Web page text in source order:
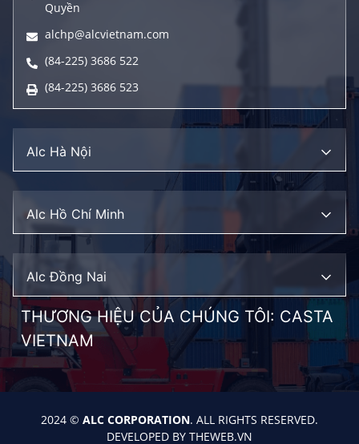
Quyền
alchp@alcvietnam.com
(84-225) 3686 522
(84-225) 3686 523
Alc Hà Nội
Alc Hồ Chí Minh
Alc Đồng Nai
THƯƠNG HIỆU CỦA CHÚNG TÔI: CASTA
VIETNAM
2024 © ALC CORPORATION. ALL RIGHTS RESERVED.
DEVELOPED BY THEWEB.VN